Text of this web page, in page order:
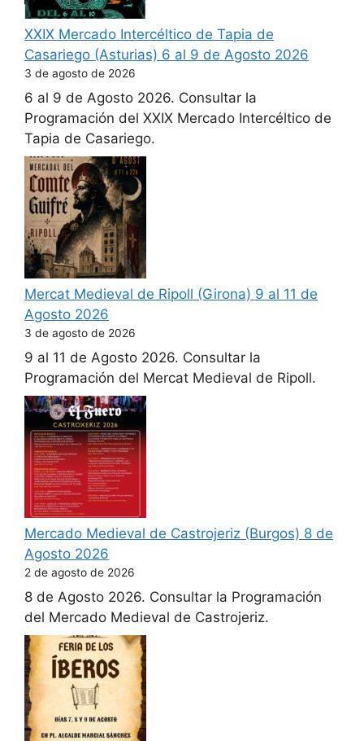
XXIX Mercado Intercéltico de Tapia de
Casariego (Asturias) 6 al 9 de Agosto 2026
3 de agosto de 2026
6 al 9 de Agosto 2026. Consultar la
Programación del XXIX Mercado Intercéltico de
Tapia de Casariego.
Mercat Medieval de Ripoll (Girona) 9 al 11 de
Agosto 2026
3 de agosto de 2026
9 al 11 de Agosto 2026. Consultar la
Programación del Mercat Medieval de Ripoll.
Mercado Medieval de Castrojeriz (Burgos) 8 de
Agosto 2026
2 de agosto de 2026
8 de Agosto 2026. Consultar la Programación
del Mercado Medieval de Castrojeriz.